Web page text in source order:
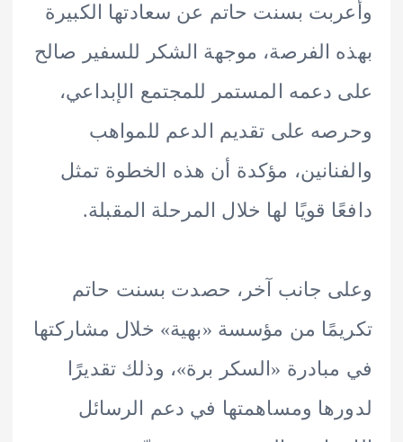
بسنت حاتم عن سعادتها الكبيرة
الفرصة، موجهة الشكر للسفير صالح
المستمر للمجتمع الإبداعي،
على تقديم الدعم للمواهب
مؤكدة أن هذه الخطوة تمثل
قويًا لها خلال المرحلة المقبلة.
جانب آخر، حصدت بسنت حاتم
من مؤسسة «بهية» خلال مشاركتها
«السكر برة»، وذلك تقديرًا
ومساهمتها في دعم الرسائل